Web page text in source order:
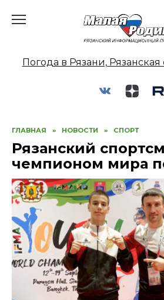
Погода в Рязани, Рязанская
ГЛАВНАЯ » НОВОСТИ » СПОРТ
Рязанский
чемпионом мира